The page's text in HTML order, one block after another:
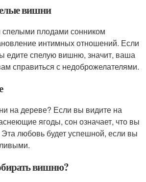
вишни
плодами сонником
интимных отношений. Если
едите спелую вишню, значит, ваша
справиться с недоброжелателями.
на дереве? Если вы видите на
ягоды, сон означает, что вы
любовь будет успешной, если вы
вишню?